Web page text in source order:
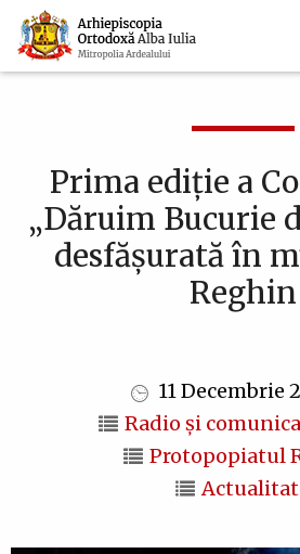
Mergi
la
conţinutul
Navigare
principală
Prima ediție a
„Dăruim Bucurie
desfășurată în
Reghin
11 Decembrie
Radio și
Protopopiatul